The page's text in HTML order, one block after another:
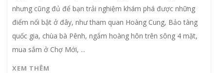
nhưng cũng đủ để bạn trải nghiệm khám phá được những
điểm nổi bật ở đây, như tham quan Hoàng Cung, Bảo tàng
quốc gia, chùa bà Pênh, ngắm hoàng hôn trên sông 4 mặt,
mua sắm ở Chợ Mới, ...
XEM THÊM